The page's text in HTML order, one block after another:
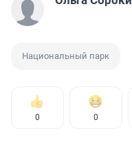
Национальный парк
0 0